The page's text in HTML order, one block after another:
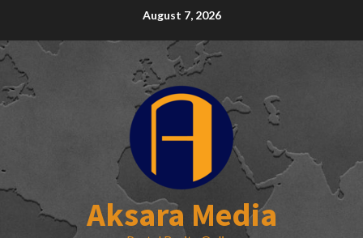
content
August 7, 2026
Aksara Media